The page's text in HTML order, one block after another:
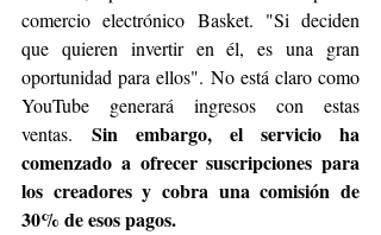
comercio electrónico Basket. "Si deciden
que quieren invertir en él, es una gran
oportunidad para ellos". No está claro como
YouTube generará ingresos con estas
ventas. Sin embargo, el servicio ha
comenzado a ofrecer suscripciones para
los creadores y cobra una comisión de
30% de esos pagos.